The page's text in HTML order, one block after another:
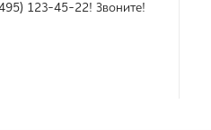
123-45-22! Звоните!